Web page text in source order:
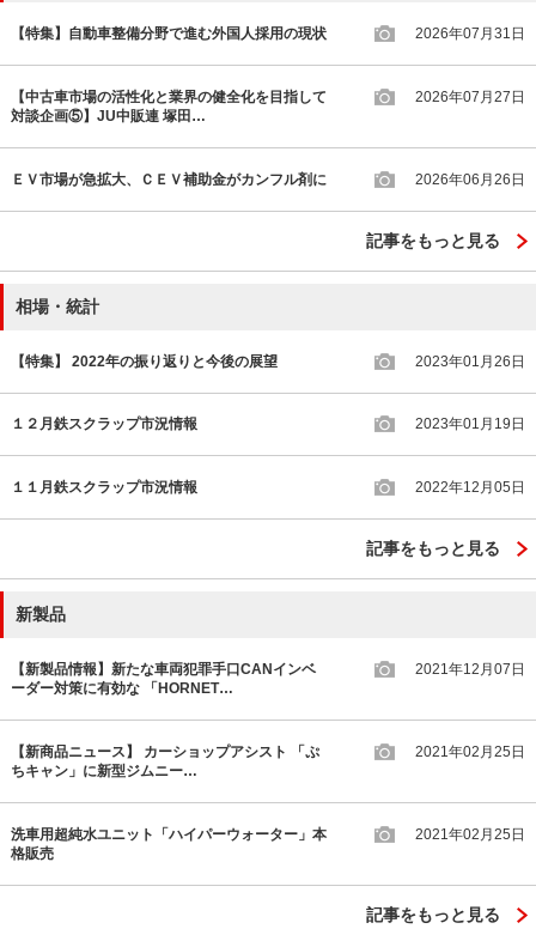
【特集】自動車整備分野で進む外国人採用の現状 2026年07月31日
【中古車市場の活性化と業界の健全化を目指して
対談企画⑤】JU中販連 塚田…
2026年07月27日
ＥＶ市場が急拡大、ＣＥＶ補助金がカンフル剤に 2026年06月26日
記事をもっと見る
相場・統計
【特集】 2022年の振り返りと今後の展望 2023年01月26日
１２月鉄スクラップ市況情報 2023年01月19日
１１月鉄スクラップ市況情報 2022年12月05日
記事をもっと見る
新製品
【新製品情報】新たな車両犯罪手口CANインベ
ーダー対策に有効な 「HORNET…
2021年12月07日
【新商品ニュース】 カーショップアシスト 「ぷ
ちキャン」に新型ジムニー…
2021年02月25日
洗車用超純水ユニット「ハイパーウォーター」本
格販売
2021年02月25日
記事をもっと見る